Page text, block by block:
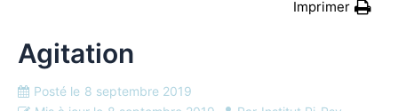
Imprimer
Agitation
Posté le 8 septembre 2019